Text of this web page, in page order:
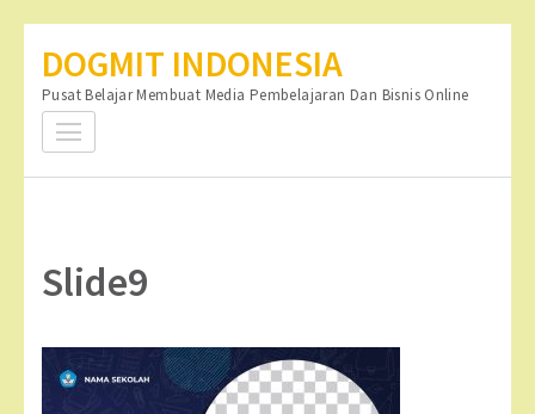
konten
(Tekan
DOGMIT INDONESIA
Pusat Belajar Membuat Media Pembelajaran Dan Bisnis Online
Slide9